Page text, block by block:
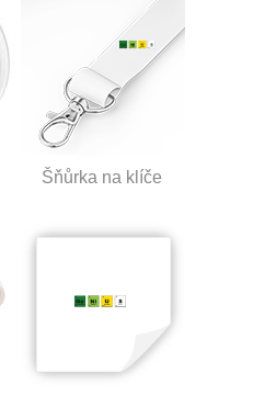
Šňůrka na klíče